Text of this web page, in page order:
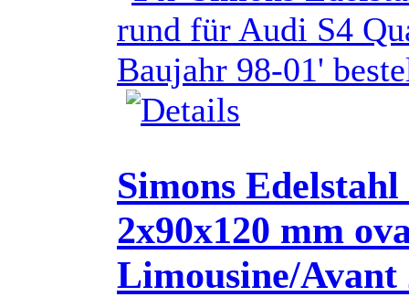
Simons
2x90x120 mm
Limousine/Avant